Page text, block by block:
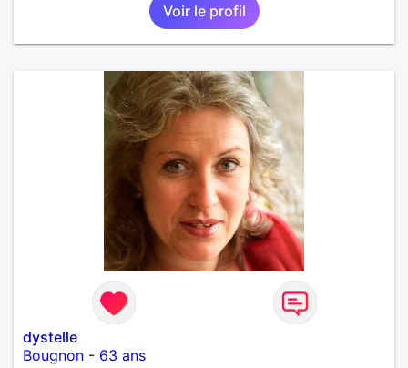
Voir le profil
dystelle
Bougnon - 63 ans